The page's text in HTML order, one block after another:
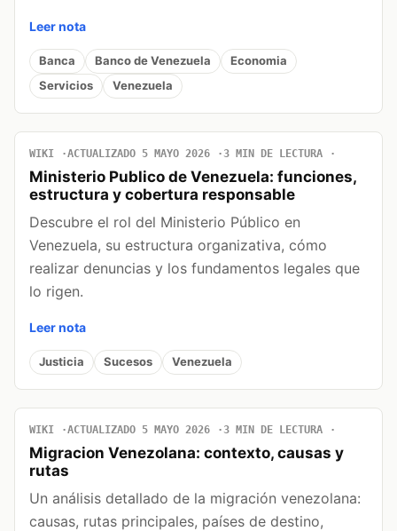
Leer nota
Banca Banco de Venezuela
Economia
Servicios
Venezuela
WIKI ACTUALIZADO 5 MAYO 2026 3 MIN DE LECTURA
Ministerio Publico de Venezuela: funciones,
estructura y cobertura responsable
Descubre el rol del Ministerio Público en
Venezuela, su estructura organizativa, cómo
realizar denuncias y los fundamentos legales que
lo rigen.
Leer nota
Justicia Sucesos Venezuela
WIKI ACTUALIZADO 5 MAYO 2026 3 MIN DE LECTURA
Migracion Venezolana: contexto, causas y
rutas
Un análisis detallado de la migración venezolana:
causas, rutas principales, países de destino,